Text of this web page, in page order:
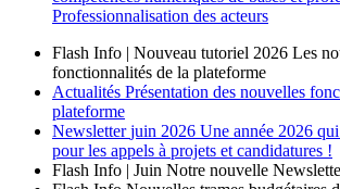
Professionnalisation des acteurs
Flash Info | Nouveau tutoriel 2026 Les
fonctionnalités de la plateforme
Actualités Présentation des nouvelles
plateforme
Newsletter juin 2026 Une année 2026
pour les appels à projets et candidatures !
Flash Info | Juin Notre nouvelle